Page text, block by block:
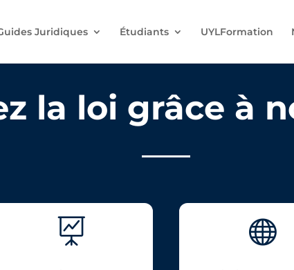
Juridiques Étudiants UYLFormation
la loi grâce à
 